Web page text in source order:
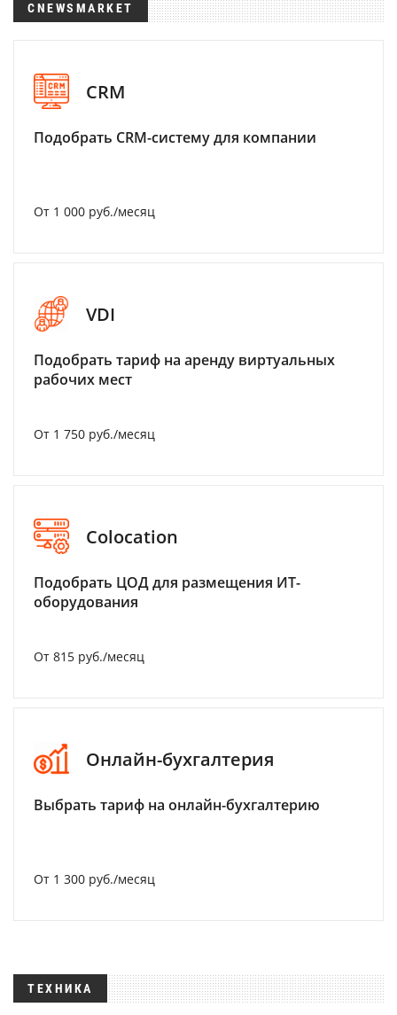
CNEWSMARKET
CRM
Подобрать CRM-систему для компании
От 1 000 руб./месяц
VDI
Подобрать тариф на аренду виртуальных
рабочих мест
От 1 750 руб./месяц
Colocation
Подобрать ЦОД для размещения ИТ-
оборудования
От 815 руб./месяц
Онлайн-бухгалтерия
Выбрать тариф на онлайн-бухгалтерию
От 1 300 руб./месяц
ТЕХНИКА